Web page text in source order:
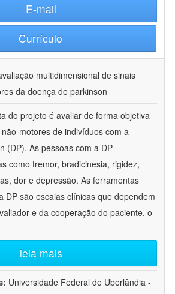
E-mail
Currículo
multidimensional de sinais
da doença de parkinson
do projeto é avaliar de forma objetiva
motores de indivíduos com a
(DP). As pessoas com a DP
como tremor, bradicinesia, rigidez,
dor e depressão. As ferramentas
DP são escalas clínicas que dependem
e da cooperação do paciente, o
leia mais
Universidade Federal de Uberlândia -